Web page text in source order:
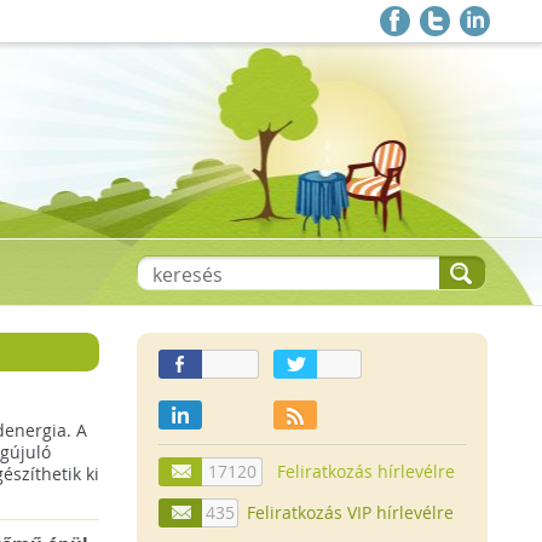
A
ki
17120
Feliratkozás hírlevélre
435
Feliratkozás VIP hírlevélre